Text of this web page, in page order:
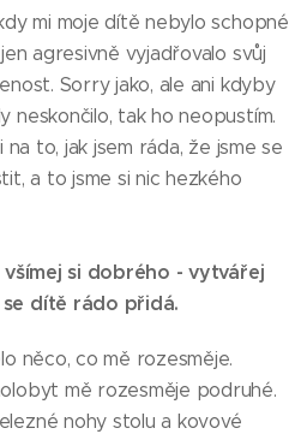
mi moje dítě nebylo schopné
agresivně vyjadřovalo svůj
Sorry jako, ale ani kdyby
neskončilo, tak ho neopustím.
na to, jak jsem ráda, že jsme se
a to jsme si nic hezkého
si dobrého - vytvářej
dítě rádo přidá.
něco, co mě rozesměje.
mě rozesměje podruhé.
nohy stolu a kovové